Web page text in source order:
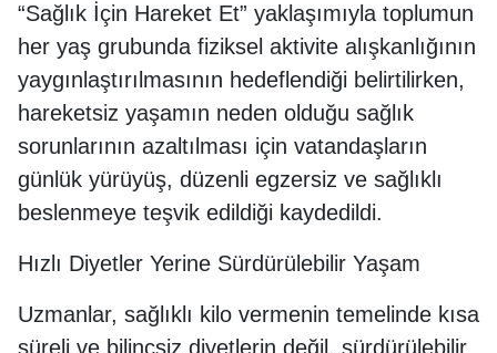
“Sağlık İçin Hareket Et” yaklaşımıyla toplumun
her yaş grubunda fiziksel aktivite alışkanlığının
yaygınlaştırılmasının hedeflendiği belirtilirken,
hareketsiz yaşamın neden olduğu sağlık
sorunlarının azaltılması için vatandaşların
günlük yürüyüş, düzenli egzersiz ve sağlıklı
beslenmeye teşvik edildiği kaydedildi.
Hızlı Diyetler Yerine Sürdürülebilir Yaşam
Uzmanlar, sağlıklı kilo vermenin temelinde kısa
süreli ve bilinçsiz diyetlerin değil, sürdürülebilir